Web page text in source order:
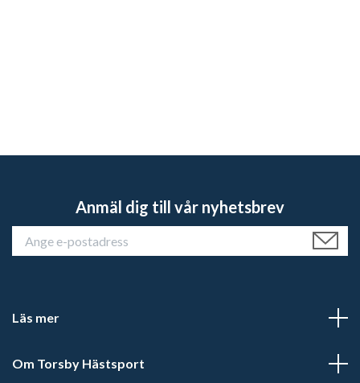
Anmäl dig till vår nyhetsbrev
Läs mer
Om Torsby Hästsport